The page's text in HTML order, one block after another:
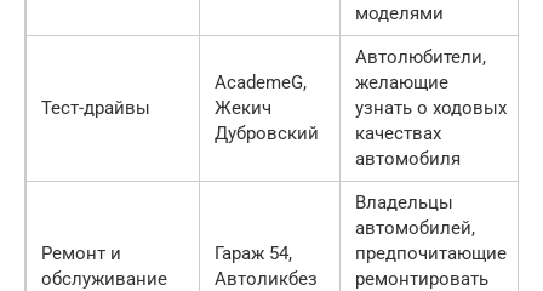
моделями
Тест-драйвы
AcademeG,
Жекич
Дубровский
Автолюбители,
желающие
узнать о ходовых
качествах
автомобиля
Ремонт и
обслуживание
Гараж 54,
Автоликбез
Владельцы
автомобилей,
предпочитающие
ремонтировать